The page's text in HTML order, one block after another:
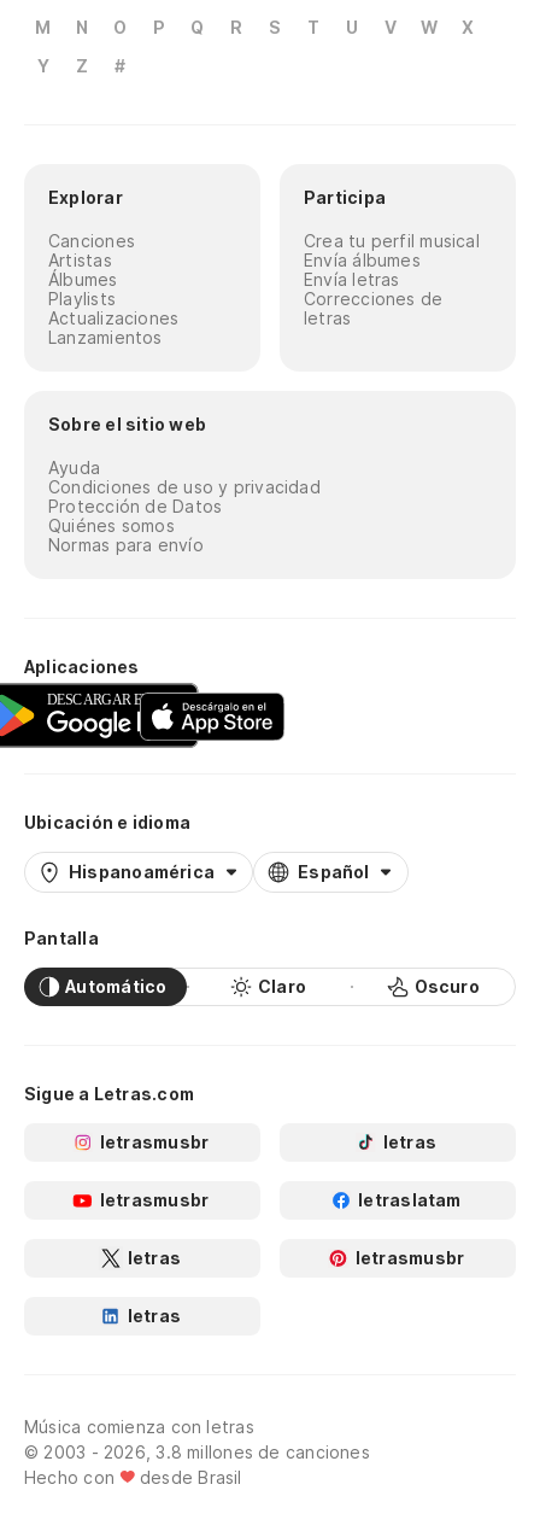
M
N O P Q R S T U V W
X
Y
Z #
Explorar
Canciones
Artistas
Álbumes
Playlists
Actualizaciones
Lanzamientos
Participa
Crea tu perfil musical
Envía álbumes
Envía letras
Correcciones de
letras
Sobre el sitio web
Ayuda
Condiciones de uso y privacidad
Protección de Datos
Quiénes somos
Normas para envío
Aplicaciones
Ubicación e idioma
Hispanoamérica Español
Pantalla
Automático Claro Oscuro
Sigue a Letras.com
letrasmusbr letras
letrasmusbr letraslatam
letras letrasmusbr
letras
Música comienza con letras
© 2003 - 2026, 3.8 millones de canciones
Hecho con
desde Brasil